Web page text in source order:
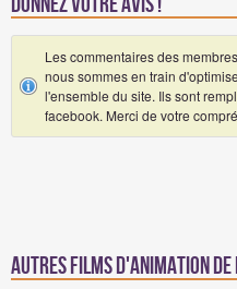
Les commentaires des
nous sommes en train
l'ensemble du site. Ils sont
facebook. Merci de votre
Autres films d'animation de